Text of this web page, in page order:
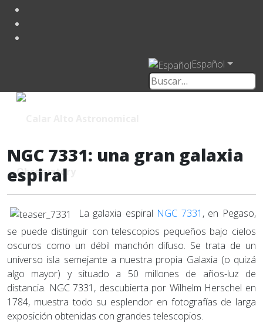
Español
NGC 7331: una gran galaxia
espiral
La galaxia espiral NGC 7331 , en Pegaso,
se puede distinguir con telescopios pequeños bajo cielos
oscuros como un débil manchón difuso. Se trata de un
universo isla semejante a nuestra propia Galaxia (o quizá
algo mayor) y situado a 50 millones de años-luz de
distancia. NGC 7331, descubierta por Wilhelm Herschel en
1784, muestra todo su esplendor en fotografías de larga
exposición obtenidas con grandes telescopios.